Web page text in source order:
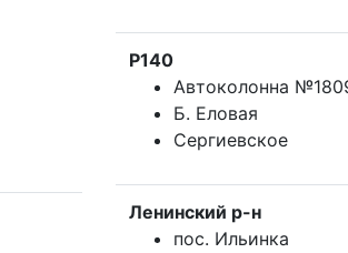
Р140
Автоколонна
Б. Еловая
Сергиевское
Ленинский р-н
пос. Ильинка